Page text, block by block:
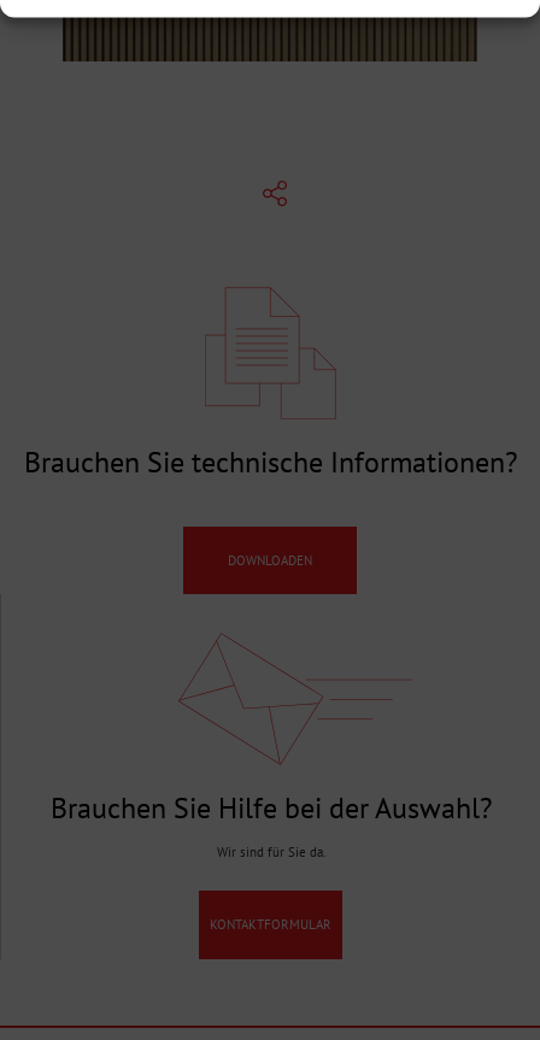
Brauchen Sie technische Informationen?
DOWNLOADEN
Brauchen Sie Hilfe bei der Auswahl?
Wir sind für Sie da.
KONTAKTFORMULAR